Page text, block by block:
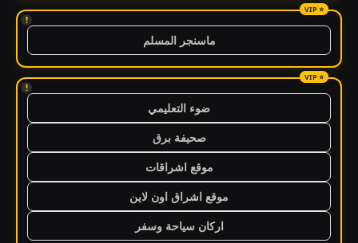
!
ماسنجر المسلم
!
ضوء التعليمي
صحيفة برق
موقع اشراقات
موقع اشراق اون لاين
اركان سياحة وسفر